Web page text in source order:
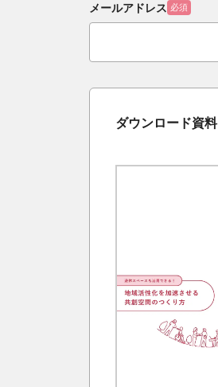
メールアドレス 必須
ダウンロード資料